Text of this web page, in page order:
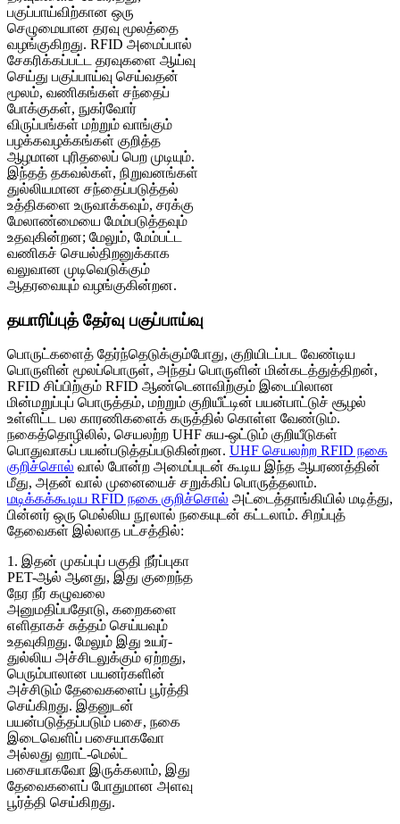
பகுப்பாய்விற்கான ஒரு
செழுமையான தரவு மூலத்தை
வழங்குகிறது. RFID அமைப்பால்
சேகரிக்கப்பட்ட தரவுகளை ஆய்வு
செய்து பகுப்பாய்வு செய்வதன்
மூலம், வணிகங்கள் சந்தைப்
போக்குகள், நுகர்வோர்
விருப்பங்கள் மற்றும் வாங்கும்
பழக்கவழக்கங்கள் குறித்த
ஆழமான புரிதலைப் பெற முடியும்.
இந்தத் தகவல்கள், நிறுவனங்கள்
துல்லியமான சந்தைப்படுத்தல்
உத்திகளை உருவாக்கவும், சரக்கு
மேலாண்மையை மேம்படுத்தவும்
உதவுகின்றன; மேலும், மேம்பட்ட
வணிகச் செயல்திறனுக்காக
வலுவான முடிவெடுக்கும்
ஆதரவையும் வழங்குகின்றன.
தயாரிப்புத் தேர்வு பகுப்பாய்வு
பொருட்களைத் தேர்ந்தெடுக்கும்போது, ​​குறியிடப்பட வேண்டிய
பொருளின் மூலப்பொருள், அந்தப் பொருளின் மின்கடத்துத்திறன்,
RFID சிப்பிற்கும் RFID ஆண்டெனாவிற்கும் இடையிலான
மின்மறுப்புப் பொருத்தம், மற்றும் குறியீட்டின் பயன்பாட்டுச் சூழல்
உள்ளிட்ட பல காரணிகளைக் கருத்தில் கொள்ள வேண்டும்.
நகைத்தொழிலில், செயலற்ற UHF சுய-ஒட்டும் குறியீடுகள்
பொதுவாகப் பயன்படுத்தப்படுகின்றன. UHF செயலற்ற RFID நகை
குறிச்சொல் வால் போன்ற அமைப்புடன் கூடிய இந்த ஆபரணத்தின்
மீது, அதன் வால் முனையைச் சறுக்கிப் பொருத்தலாம்.
மடிக்கக்கூடிய RFID நகை குறிச்சொல் அட்டைத்தாங்கியில் மடித்து,
பின்னர் ஒரு மெல்லிய நூலால் நகையுடன் கட்டலாம். சிறப்புத்
தேவைகள் இல்லாத பட்சத்தில்:
1. இதன் முகப்புப் பகுதி நீர்ப்புகா
PET-ஆல் ஆனது, இது குறைந்த
நேர நீர் கழுவலை
அனுமதிப்பதோடு, கறைகளை
எளிதாகச் சுத்தம் செய்யவும்
உதவுகிறது. மேலும் இது உயர்-
துல்லிய அச்சிடலுக்கும் ஏற்றது,
பெரும்பாலான பயனர்களின்
அச்சிடும் தேவைகளைப் பூர்த்தி
செய்கிறது. இதனுடன்
பயன்படுத்தப்படும் பசை, நகை
இடைவெளிப் பசையாகவோ
அல்லது ஹாட்-மெல்ட்
பசையாகவோ இருக்கலாம், இது
தேவைகளைப் போதுமான அளவு
பூர்த்தி செய்கிறது.